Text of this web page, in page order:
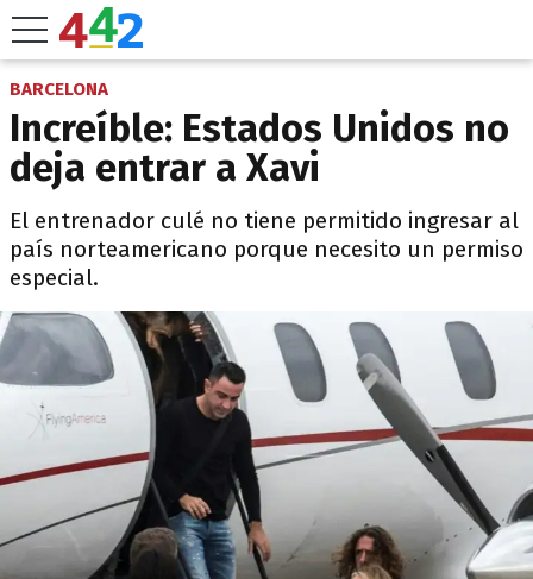
BARCELONA
Increíble: Estados Unidos no
deja entrar a Xavi
El entrenador culé no tiene permitido ingresar al
país norteamericano porque necesito un permiso
especial.